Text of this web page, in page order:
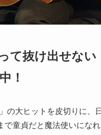
て抜け出せない
！
の大ヒットを皮切りに、
童貞だと魔法使いにな